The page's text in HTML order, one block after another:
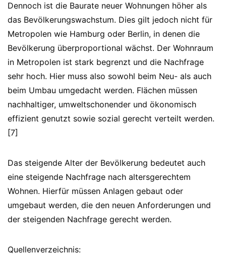
Dennoch ist die Baurate neuer Wohnungen höher als
das Bevölkerungswachstum. Dies gilt jedoch nicht für
Metropolen wie Hamburg oder Berlin, in denen die
Bevölkerung überproportional wächst. Der Wohnraum
in Metropolen ist stark begrenzt und die Nachfrage
sehr hoch. Hier muss also sowohl beim Neu- als auch
beim Umbau umgedacht werden. Flächen müssen
nachhaltiger, umweltschonender und ökonomisch
effizient genutzt sowie sozial gerecht verteilt werden.
[7]
Das steigende Alter der Bevölkerung bedeutet auch
eine steigende Nachfrage nach altersgerechtem
Wohnen. Hierfür müssen Anlagen gebaut oder
umgebaut werden, die den neuen Anforderungen und
der steigenden Nachfrage gerecht werden.
Quellenverzeichnis: